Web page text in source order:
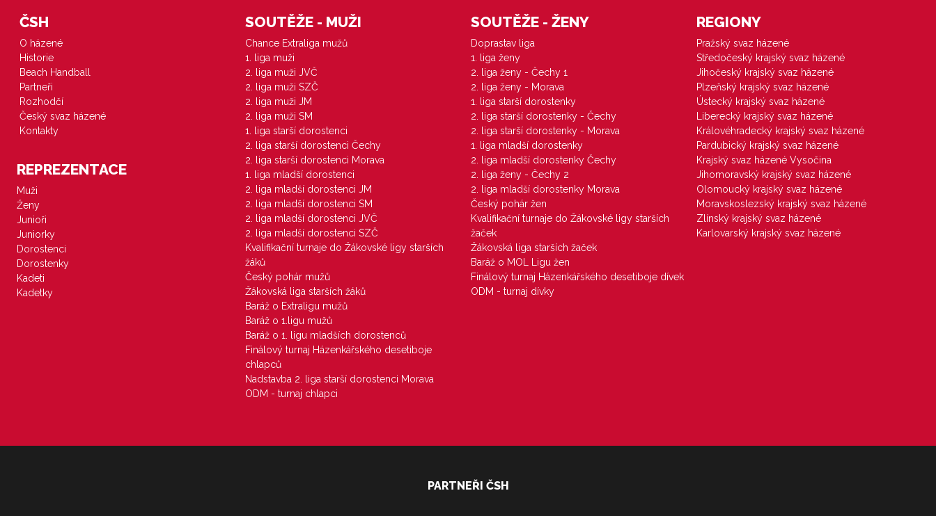
ČSH
O házené
Historie
Beach Handball
Partneři
Rozhodčí
Český svaz házené
Kontakty
REPREZENTACE
Muži
Ženy
Junioři
Juniorky
Dorostenci
Dorostenky
Kadeti
Kadetky
SOUTĚŽE - MUŽI
Chance Extraliga mužů
1. liga muži
2. liga muži JVČ
2. liga muži SZČ
2. liga muži JM
2. liga muži SM
1. liga starší dorostenci
2. liga starší dorostenci Čechy
2. liga starší dorostenci Morava
1. liga mladší dorostenci
2. liga mladší dorostenci JM
2. liga mladší dorostenci SM
2. liga mladší dorostenci JVČ
2. liga mladší dorostenci SZČ
Kvalifikační turnaje do Žákovské ligy starších
žáků
Český pohár mužů
Žákovská liga starších žáků
Baráž o Extraligu mužů
Baráž o 1.ligu mužů
Baráž o 1. ligu mladších dorostenců
Finálový turnaj Házenkářského desetiboje
chlapců
Nadstavba 2. liga starší dorostenci Morava
ODM - turnaj chlapci
SOUTĚŽE - ŽENY
Doprastav liga
1. liga ženy
2. liga ženy - Čechy 1
2. liga ženy - Morava
1. liga starší dorostenky
2. liga starší dorostenky - Čechy
2. liga starší dorostenky - Morava
1. liga mladší dorostenky
2. liga mladší dorostenky Čechy
2. liga ženy - Čechy 2
2. liga mladší dorostenky Morava
Český pohár žen
Kvalifikační turnaje do Žákovské ligy starších
žaček
Žákovská liga starších žaček
Baráž o MOL Ligu žen
Finálový turnaj Házenkářského desetiboje dívek
ODM - turnaj dívky
REGIONY
Pražský svaz házené
Středočeský krajský svaz házené
Jihočeský krajský svaz házené
Plzeňský krajský svaz házené
Ústecký krajský svaz házené
Liberecký krajský svaz házené
Královéhradecký krajský svaz házené
Pardubický krajský svaz házené
Krajský svaz házené Vysočina
Jihomoravský krajský svaz házené
Olomoucký krajský svaz házené
Moravskoslezský krajský svaz házené
Zlínský krajský svaz házené
Karlovarský krajský svaz házené
PARTNEŘI ČSH